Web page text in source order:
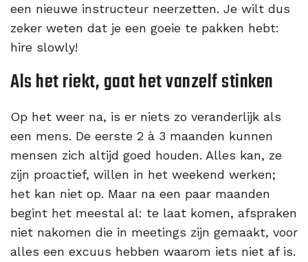
een nieuwe instructeur neerzetten. Je wilt dus
zeker weten dat je een goeie te pakken hebt:
hire slowly!
Als het riekt, gaat het vanzelf stinken
Op het weer na, is er niets zo veranderlijk als
een mens. De eerste 2 à 3 maanden kunnen
mensen zich altijd goed houden. Alles kan, ze
zijn proactief, willen in het weekend werken;
het kan niet op. Maar na een paar maanden
begint het meestal al: te laat komen, afspraken
niet nakomen die in meetings zijn gemaakt, voor
alles een excuus hebben waarom iets niet af is.